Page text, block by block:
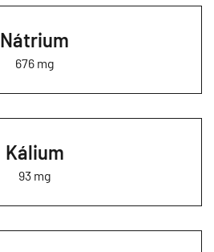
Nátrium
676 mg
Kálium
93 mg